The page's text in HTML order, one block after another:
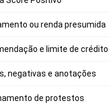
ou renda presumida
e limite de crédito
negativas e anotações
de protestos